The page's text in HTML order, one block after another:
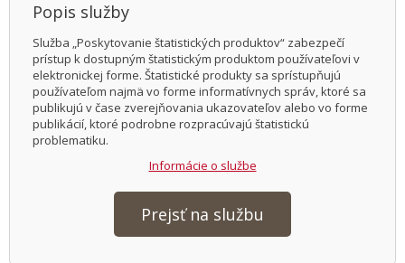
Popis služby
Služba „Poskytovanie štatistických produktov“ zabezpečí
prístup k dostupným štatistickým produktom používateľovi v
elektronickej forme. Štatistické produkty sa sprístupňujú
používateľom najmä vo forme informatívnych správ, ktoré sa
publikujú v čase zverejňovania ukazovateľov alebo vo forme
publikácií, ktoré podrobne rozpracúvajú štatistickú
problematiku.
Informácie o službe
Prejsť na službu